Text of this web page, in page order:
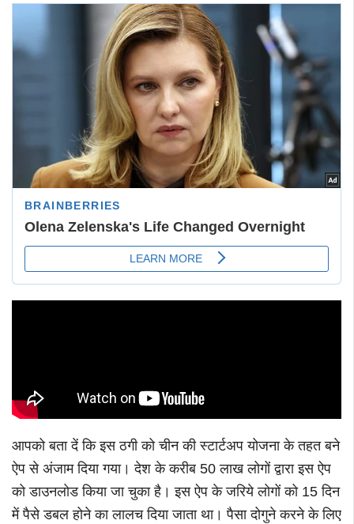
आपको बता दें कि इस ठगी को चीन की स्टार्टअप योजना के तहत बने
ऐप से अंजाम दिया गया। देश के करीब 50 लाख लोगों द्वारा इस ऐप
को डाउनलोड किया जा चुका है। इस ऐप के जरिये लोगों को 15 दिन
में पैसे डबल होने का लालच दिया जाता था। पैसा दोगुने करने के लिए